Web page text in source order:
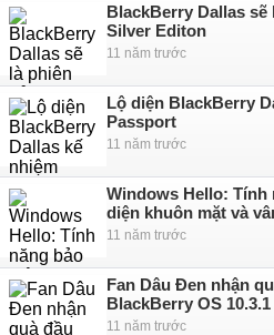
BlackBerry Dallas
Silver Editon
11 năm trước
Lộ diện BlackBerry
Passport
11 năm trước
Windows Hello: Tính
diện khuôn mặt và
11 năm trước
Fan Dâu Đen nhận
BlackBerry OS
11 năm trước